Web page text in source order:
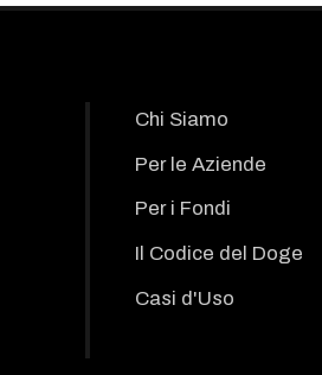
Chi Siamo
Per le Aziende
Per i Fondi
Il Codice del Doge
Casi d'Uso